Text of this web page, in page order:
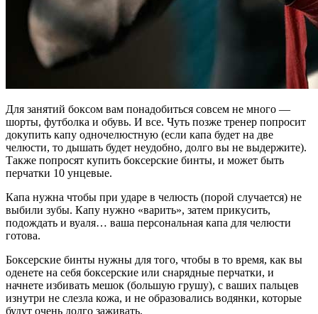
Для занятий боксом вам понадобиться совсем не много —
шорты, футболка и обувь. И все. Чуть позже тренер попросит
докупить капу одночелюстную (если капа будет на две
челюсти, то дышать будет неудобно, долго вы не выдержите).
Также попросят купить боксерские бинты, и может быть
перчатки 10 унцевые.
Капа нужна чтобы при ударе в челюсть (порой случается) не
выбили зубы. Капу нужно «варить», затем прикусить,
подождать и вуаля… ваша персональная капа для челюсти
готова.
Боксерские бинты нужны для того, чтобы в то время, как вы
оденете на себя боксерские или снарядные перчатки, и
начнете избивать мешок (большую грушу), с ваших пальцев
изнутри не слезла кожа, и не образовались водянки, которые
будут очень долго заживать.